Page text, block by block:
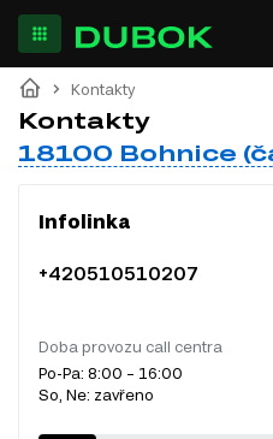
Kontakty
Kontakty
18100 Bohnice
Infolinka
+420510510207
Doba provozu call centra
Po-Pa: 8:00 – 16:00
So, Ne: zavřeno